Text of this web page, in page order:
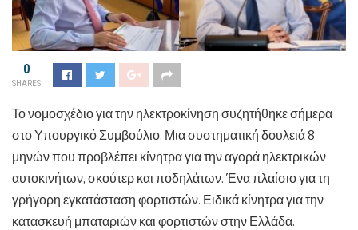
0
SHARES
Το νομοσχέδιο για την ηλεκτροκίνηση συζητήθηκε σήμερα
στο Υπουργικό Συμβούλιο. Μια συστηματική δουλειά 8
μηνών που προβλέπει κίνητρα για την αγορά ηλεκτρικών
αυτοκινήτων, σκούτερ και ποδηλάτων. Ένα πλαίσιο για τη
γρήγορη εγκατάσταση φορτιστών. Ειδικά κίνητρα για την
κατασκευή μπαταριών και φορτιστών στην Ελλάδα.